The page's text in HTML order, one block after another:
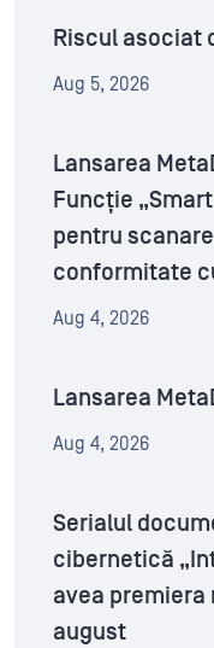
Riscul asociat
Aug 5, 2026
Lansarea
Funcție
pentru
conformitate
Aug 4, 2026
Lansarea
Aug 4, 2026
Serialul
cibernetică
avea premiera
august